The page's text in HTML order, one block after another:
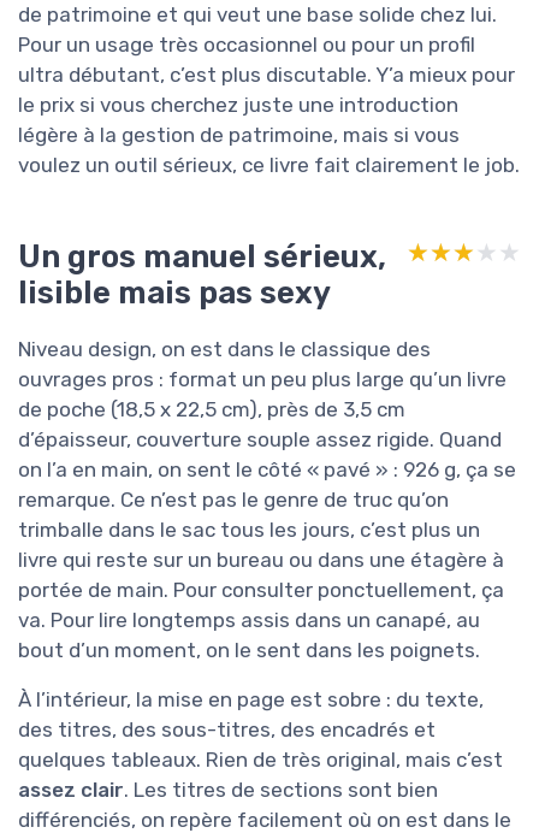
de patrimoine et qui veut une base solide chez lui.
Pour un usage très occasionnel ou pour un profil
ultra débutant, c’est plus discutable. Y’a mieux pour
le prix si vous cherchez juste une introduction
légère à la gestion de patrimoine, mais si vous
voulez un outil sérieux, ce livre fait clairement le job.
Un gros manuel sérieux,
lisible mais pas sexy
★★★★★
★★★★★
Niveau design, on est dans le classique des
ouvrages pros : format un peu plus large qu’un livre
de poche (18,5 x 22,5 cm), près de 3,5 cm
d’épaisseur, couverture souple assez rigide. Quand
on l’a en main, on sent le côté « pavé » : 926 g, ça se
remarque. Ce n’est pas le genre de truc qu’on
trimballe dans le sac tous les jours, c’est plus un
livre qui reste sur un bureau ou dans une étagère à
portée de main. Pour consulter ponctuellement, ça
va. Pour lire longtemps assis dans un canapé, au
bout d’un moment, on le sent dans les poignets.
À l’intérieur, la mise en page est sobre : du texte,
des titres, des sous-titres, des encadrés et
quelques tableaux. Rien de très original, mais c’est
assez clair. Les titres de sections sont bien
différenciés, on repère facilement où on est dans le